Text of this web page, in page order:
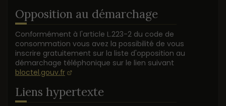
Opposition au démarchage
Conformément à l'article L.223-2 du code de
consommation vous avez la possibilité de vous
inscrire gratuitement sur la liste d'opposition au
démarchage téléphonique sur le lien suivant
bloctel.gouv.fr
Liens hypertexte